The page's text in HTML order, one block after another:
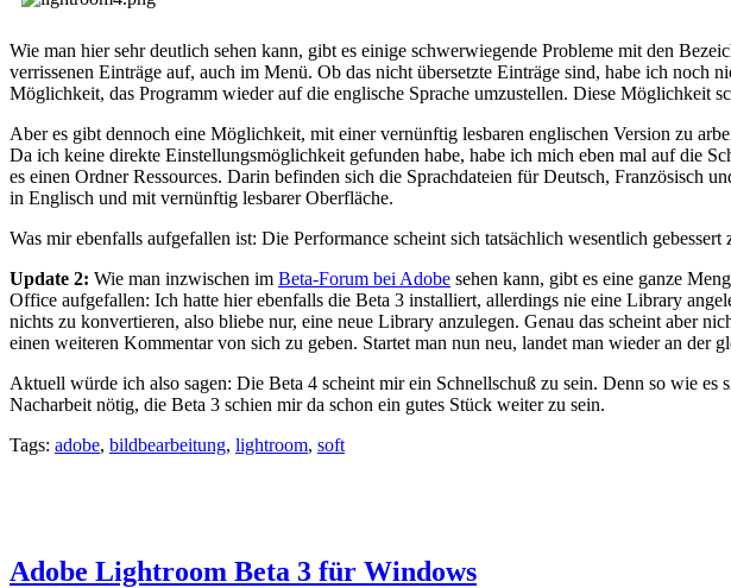
Wie man hier sehr deutlich sehen kann, gibt es einige schwerwiegende Probleme mit den
verrissenen Einträge auf, auch im Menü. Ob das nicht übersetzte Einträge sind, habe ich noch
Möglichkeit, das Programm wieder auf die englische Sprache umzustellen. Diese Möglichkeit
Aber es gibt dennoch eine Möglichkeit, mit einer vernünftig lesbaren englischen Version zu
Da ich keine direkte Einstellungsmöglichkeit gefunden habe, habe ich mich eben mal auf die
es einen Ordner Ressources. Darin befinden sich die Sprachdateien für Deutsch, Französisch
in Englisch und mit vernünftig lesbarer Oberfläche.
Was mir ebenfalls aufgefallen ist: Die Performance scheint sich tatsächlich wesentlich
Update 2: Wie man inzwischen im Beta-Forum bei Adobe sehen kann, gibt es eine ganze
Office aufgefallen: Ich hatte hier ebenfalls die Beta 3 installiert, allerdings nie eine Library
nichts zu konvertieren, also bliebe nur, eine neue Library anzulegen. Genau das scheint aber
einen weiteren Kommentar von sich zu geben. Startet man nun neu, landet man wieder an der
Aktuell würde ich also sagen: Die Beta 4 scheint mir ein Schnellschuß zu sein. Denn so wie
Nacharbeit nötig, die Beta 3 schien mir da schon ein gutes Stück weiter zu sein.
Tags: adobe, bildbearbeitung, lightroom, soft
Adobe Lightroom Beta 3 für Windows